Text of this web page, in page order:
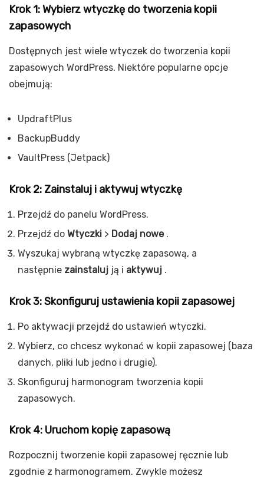
Krok 1: Wybierz wtyczkę do tworzenia kopii
zapasowych
Dostępnych jest wiele wtyczek do tworzenia kopii
zapasowych WordPress. Niektóre popularne opcje
obejmują:
UpdraftPlus
BackupBuddy
VaultPress (Jetpack)
Krok 2: Zainstaluj i aktywuj wtyczkę
Przejdź do panelu WordPress.
Przejdź do Wtyczki > Dodaj nowe.
Wyszukaj wybraną wtyczkę zapasową, a
następnie zainstaluj ją i aktywuj .
Krok 3: Skonfiguruj ustawienia kopii zapasowej
Po aktywacji przejdź do ustawień wtyczki.
Wybierz, co chcesz wykonać w kopii zapasowej (baza
danych, pliki lub jedno i drugie).
Skonfiguruj harmonogram tworzenia kopii
zapasowych.
Krok 4: Uruchom kopię zapasową
Rozpocznij tworzenie kopii zapasowej ręcznie lub
zgodnie z harmonogramem. Zwykle możesz